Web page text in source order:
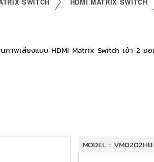
าพเสียงแบบ HDMI Matrix Switch เข้า 2
MODEL : VM0202HB